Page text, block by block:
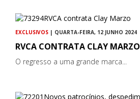
EXCLUSIVOS | QUARTA-FEIRA, 12 JUNHO 2024
RVCA CONTRATA CLAY MARZO
O regresso a uma grande marca...